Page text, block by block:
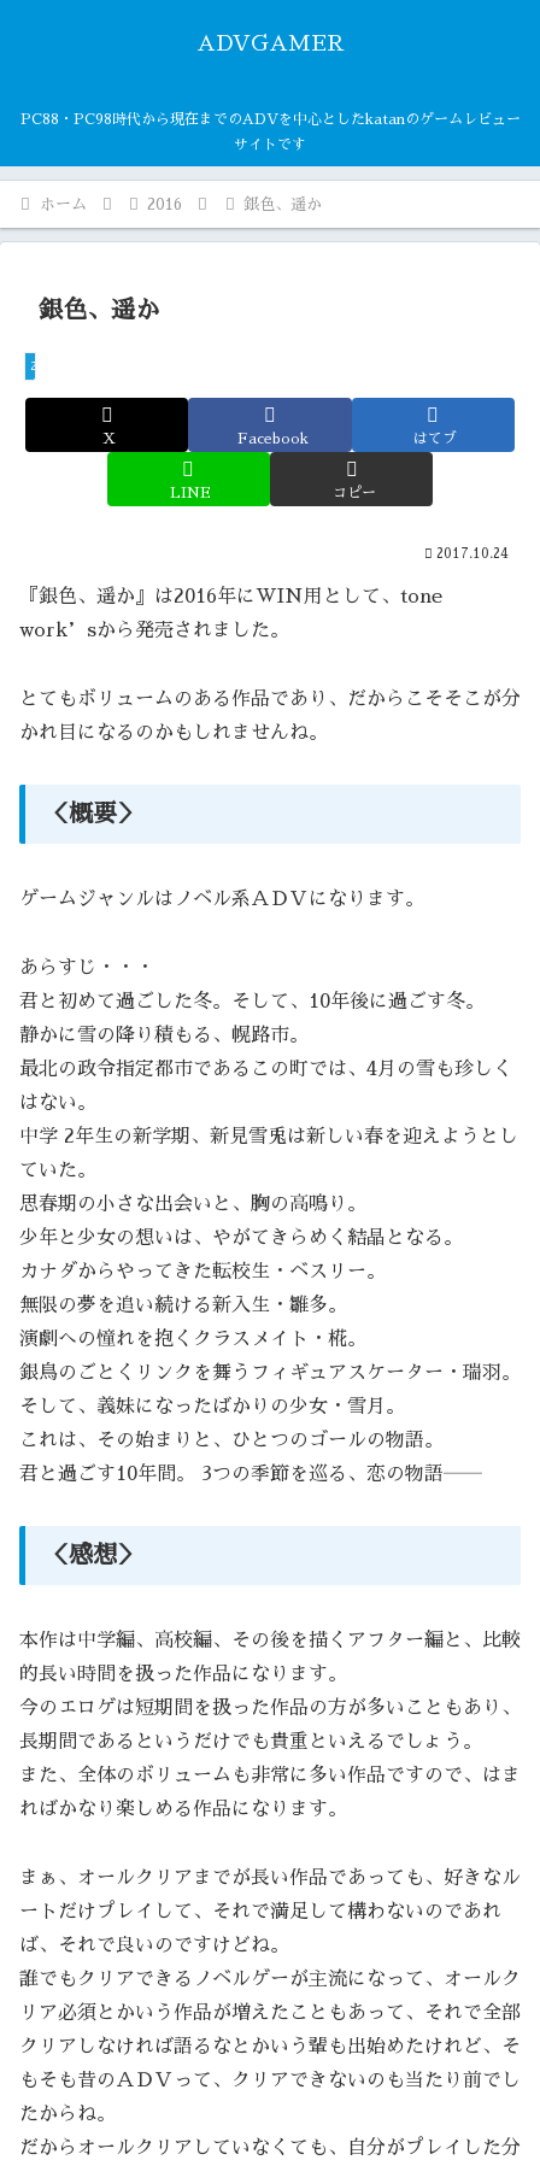
ADVGAMER
PC88・PC98時代から現在までのADVを中心としたkatanのゲームレビュー
サイトです
ホーム 2016 銀色、遥か
銀色、遥か
2016
X Facebook はてブ
LINE コピー
2017.10.24
『銀色、遥か』は2016年にWIN用として、tone
work’sから発売されました。
とてもボリュームのある作品であり、だからこそそこが分
かれ目になるのかもしれませんね。
＜概要＞
ゲームジャンルはノベル系ＡＤＶになります。
あらすじ・・・
君と初めて過ごした冬。そして、10年後に過ごす冬。
静かに雪の降り積もる、幌路市。
最北の政令指定都市であるこの町では、4月の雪も珍しく
はない。
中学 2年生の新学期、新見雪兎は新しい春を迎えようとし
ていた。
思春期の小さな出会いと、胸の高鳴り。
少年と少女の想いは、やがてきらめく結晶となる。
カナダからやってきた転校生・ベスリー。
無限の夢を追い続ける新入生・雛多。
演劇への憧れを抱くクラスメイト・椛。
銀鳥のごとくリンクを舞うフィギュアスケーター・瑞羽。
そして、義妹になったばかりの少女・雪月。
これは、その始まりと、ひとつのゴールの物語。
君と過ごす10年間。 3つの季節を巡る、恋の物語――
＜感想＞
本作は中学編、高校編、その後を描くアフター編と、比較
的長い時間を扱った作品になります。
今のエロゲは短期間を扱った作品の方が多いこともあり、
長期間であるというだけでも貴重といえるでしょう。
また、全体のボリュームも非常に多い作品ですので、はま
ればかなり楽しめる作品になります。
まぁ、オールクリアまでが長い作品であっても、好きなル
ートだけプレイして、それで満足して構わないのであれ
ば、それで良いのですけどね。
誰でもクリアできるノベルゲーが主流になって、オールク
リア必須とかいう作品が増えたこともあって、それで全部
クリアしなければ語るなとかいう輩も出始めたけれど、そ
もそも昔のＡＤＶって、クリアできないのも当たり前でし
たからね。
だからオールクリアしていなくても、自分がプレイした分